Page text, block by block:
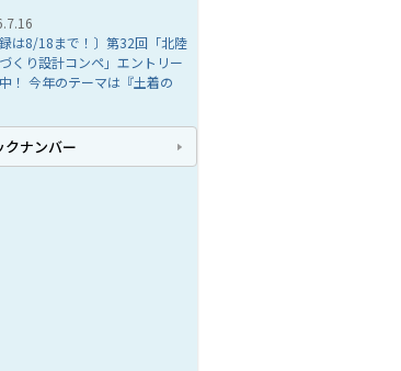
録は8/18まで！〕第32回「北陸
くり設計コンペ」エントリー
！ 今年のテーマは『土着の
クナンバー